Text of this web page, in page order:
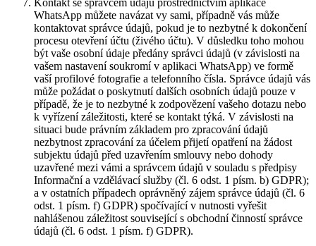
Kontakt se správcem údajů prostřednictvím aplikace
WhatsApp můžete navázat vy sami, případně vás může
kontaktovat správce údajů, pokud je to nezbytné k dokončení
procesu otevření účtu (živého účtu). V důsledku toho mohou
být vaše osobní údaje předány správci údajů (v závislosti na
vašem nastavení soukromí v aplikaci WhatsApp) ve formě
vaší profilové fotografie a telefonního čísla. Správce údajů vás
může požádat o poskytnutí dalších osobních údajů pouze v
případě, že je to nezbytné k zodpovězení vašeho dotazu nebo
k vyřízení záležitosti, které se kontakt týká. V závislosti na
situaci bude právním základem pro zpracování údajů
nezbytnost zpracování za účelem přijetí opatření na žádost
subjektu údajů před uzavřením smlouvy nebo dohody
uzavřené mezi vámi a správcem údajů v souladu s předpisy
Informační a vzdělávací služby (čl. 6 odst. 1 písm. b) GDPR);
a v ostatních případech oprávněný zájem správce údajů (čl. 6
odst. 1 písm. f) GDPR) spočívající v nutnosti vyřešit
nahlášenou záležitost související s obchodní činností správce
údajů (čl. 6 odst. 1 písm. f) GDPR).